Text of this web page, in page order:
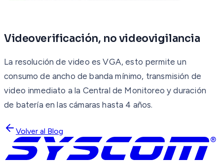
Videoverificación, no videovigilancia
La resolución de video es VGA, esto permite un
consumo de ancho de banda mínimo, transmisión de
video inmediato a la Central de Monitoreo y duración
de batería en las cámaras hasta 4 años.
Volver al Blog